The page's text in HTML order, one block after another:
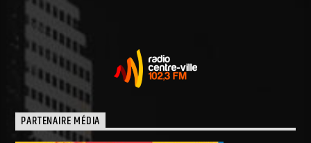
PARTENAIRE MÉDIA